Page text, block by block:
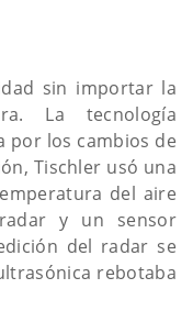
sin importar la
La tecnología
por los cambios de
Tischler usó una
del aire
y un sensor
del radar se
rebotaba